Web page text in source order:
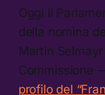
Oggi il
della nomina
Martin
Commissione
profilo del